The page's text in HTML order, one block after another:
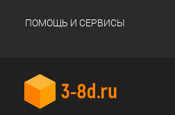
ПОМОЩЬ И СЕРВИСЫ